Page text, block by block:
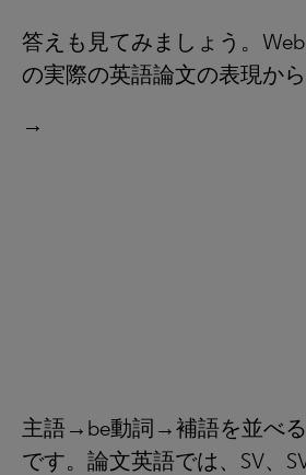
答えも見てみましょう。
の実際の英語論文の表現から
→
主語→be動詞→補語を並べる
です。論文英語では、SV、